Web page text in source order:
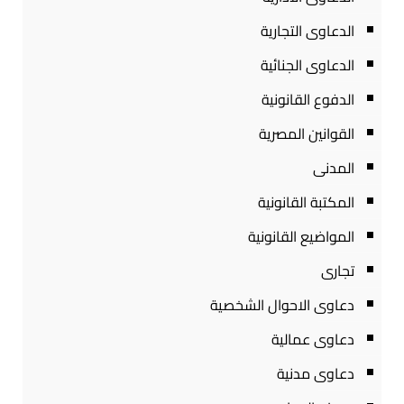
الدعاوى التجارية
الدعاوى الجنائية
الدفوع القانونية
القوانين المصرية
المدنى
المكتبة القانونية
المواضيع القانونية
تجارى
دعاوى الاحوال الشخصية
دعاوى عمالية
دعاوى مدنية